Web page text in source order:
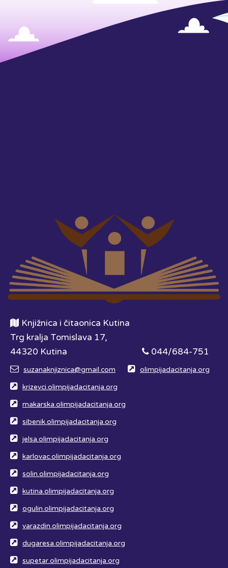
Knjižnica i čitaonica Kutina
Trg kralja Tomislava 17,
44320 Kutina
044/684-751
suzanaknjiznica@gmail.com olimpijadacitanja.org
krizevci.olimpijadacitanja.org
makarska.olimpijadacitanja.org
sibenik.olimpijadacitanja.org
jelsa.olimpijadacitanja.org
karlovac.olimpijadacitanja.org
solin.olimpijadacitanja.org
kutina.olimpijadacitanja.org
ogulin.olimpijadacitanja.org
varazdin.olimpijadacitanja.org
dugaresa.olimpijadacitanja.org
supetar.olimpijadacitanja.org